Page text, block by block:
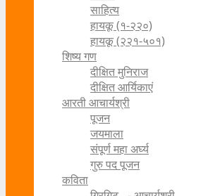
साहित्य
हायकू (१‍-२२०)
हायकू (२२१-५०१)
शिष्य गण
दीक्षित मुनिराज
दीक्षित आर्यिकाएं
आरती आचार्यश्री
पूजन
जयमाला
संपूर्ण महा अर्घ्य
गुरु पद पूजन
कविता